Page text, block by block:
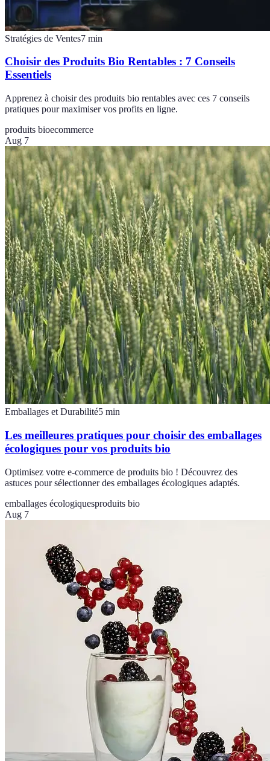
Stratégies de Ventes7 min
Choisir des Produits Bio Rentables : 7 Conseils
Essentiels
Apprenez à choisir des produits bio rentables avec ces 7 conseils
pratiques pour maximiser vos profits en ligne.
produits bioecommerce
Aug 7
Emballages et Durabilité5 min
Les meilleures pratiques pour choisir des emballages
écologiques pour vos produits bio
Optimisez votre e-commerce de produits bio ! Découvrez des
astuces pour sélectionner des emballages écologiques adaptés.
emballages écologiquesproduits bio
Aug 7